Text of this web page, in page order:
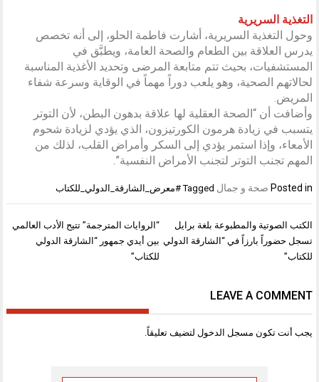
التغذية السريرية
وحول التغذية السريرية، أشارت فاطمة الحلو، إلى أنه تخصص
يدرس العلاقة بين الطعام والصحة العامة، ويطبَّق في
المستشفيات، بحيث تتم متابعة المرضى وتحديد الأغذية المناسبة
لحالاتهم الصحية، وهو يلعب دوراً مهماً في الوقاية وسرعة شفاء
المريض.
وأضافت أن “الصحة العقلية لها علاقة بدهون البطن، لأن التوتر
يتسبب في زيادة هرمون الكورتيزون، الذي يؤدي لزيادة شحوم
الأمعاء، وإذا استمر يؤدي إلى السكر وأمراض القلب، لذلك من
المهم تجنب التوتر لتجنب الأمراض النفسية”.
Posted in صحة و جمال Tagged #معرض_الشارقة_الدولي_للكتاب
تصفّح
المقالات
“الروايات المترجمة” تتيح الأدب العالمي
بين أيدي جمهور “الشارقة الدولي
للكتاب”
الكتب الصوتية والمطبوعة بلغة برايل
تسجل حضوراً بارزاً في “الشارقة الدولي
للكتاب”
LEAVE A COMMENT
يجب أنت تكون مسجل الدخول لتضيف تعليقاً.